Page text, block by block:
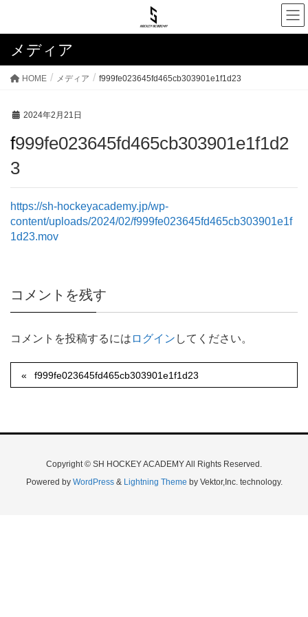
メディア
HOME メディア f999fe023645fd465cb303901e1f1d23
2024年2月21日
f999fe023645fd465cb303901e1f1d2
3
https://sh-hockeyacademy.jp/wp-
content/uploads/2024/02/f999fe023645fd465cb303901e1f
1d23.mov
コメントを残す
コメントを投稿するには ログイン してください。
f999fe023645fd465cb303901e1f1d23
Copyright © SH HOCKEY ACADEMY All Rights Reserved.
Powered by WordPress& Lightning Theme by Vektor,Inc. technology.